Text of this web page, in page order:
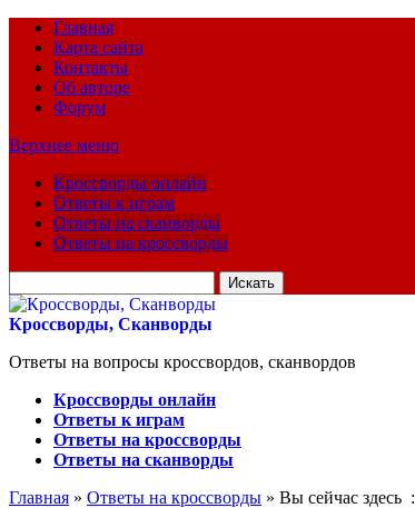
Главная
Карта сайта
Контакты
Об авторе
Форум
Верхнее меню
Кроссворды онлайн
Ответы к играм
Ответы на сканворды
Ответы на кроссворды
для:
Кроссворды, Сканворды
Ответы на вопросы кроссвордов, сканвордов
Кроссворды онлайн
Ответы к играм
Ответы на кроссворды
Ответы на сканворды
Главная » Ответы на кроссворды » Вы сейчас здесь :